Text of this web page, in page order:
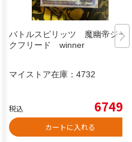
バトルスピリッツ 魔幽帝ジー
クフリード winner
マイストア在庫： 4732
税込 6749
カートに入れる